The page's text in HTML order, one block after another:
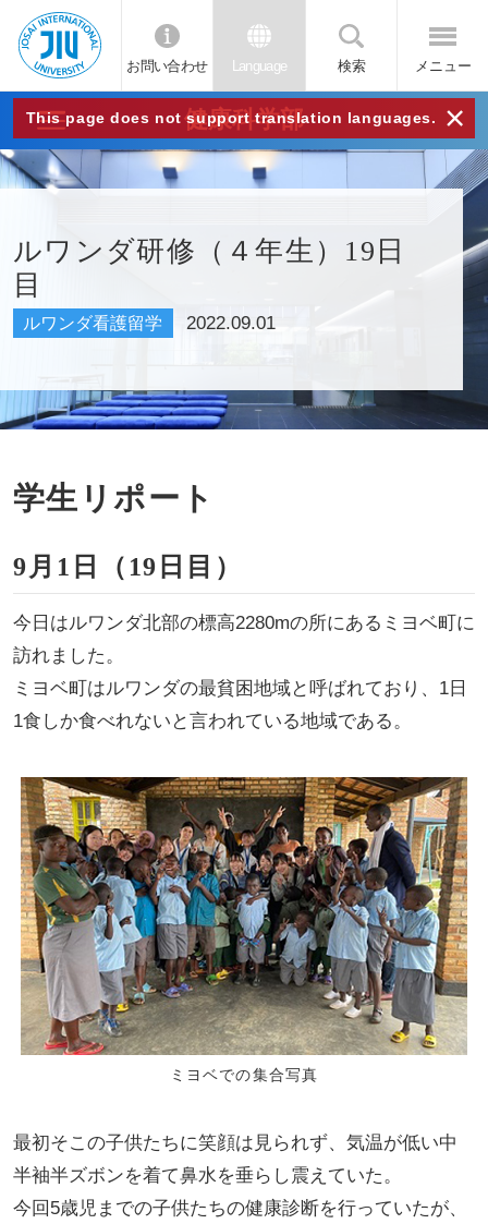
JIU
城西
国際
大学
お問い合わせ Language 検索 メニュー
This page does not support translation languages. ×
健康科学部
ルワンダ研修（４年生）19日
目
ルワンダ看護留学 2022.09.01
学生リポート
9月1日（19日目）
今日はルワンダ北部の標高2280mの所にあるミヨベ町に
訪れました。
ミヨベ町はルワンダの最貧困地域と呼ばれており、1日
1食しか食べれないと言われている地域である。
ミヨベでの集合写真
最初そこの子供たちに笑顔は見られず、気温が低い中
半袖半ズボンを着て鼻水を垂らし震えていた。
今回5歳児までの子供たちの健康診断を行っていたが、